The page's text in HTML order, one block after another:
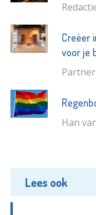
Creëer
voor je
Han
Lees ook